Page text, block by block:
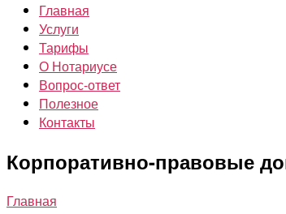
Главная
Услуги
Тарифы
О Нотариусе
Вопрос-ответ
Полезное
Контакты
Корпоративно-правовые
Главная